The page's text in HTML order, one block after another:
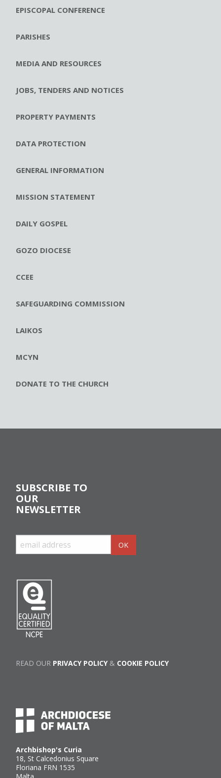
EPISCOPAL CONFERENCE
PARISHES
MEDIA AND RESOURCES
JOBS, TENDERS AND NOTICES
PROPERTY PAYMENTS
DATA PROTECTION
GENERAL INFORMATION
MISSION STATEMENT
DAILY GOSPEL
GOZO DIOCESE
CCEE
SAFEGUARDING COMMISSION
LAIKOS
MCYN
DONATE TO THE CHURCH
Archbishop's Curia
18, St Calcedonius Square
Floriana FRN 1535
SUBSCRIBE TO
OUR
NEWSLETTER
READ OUR PRIVACY POLICY& COOKIE POLICY